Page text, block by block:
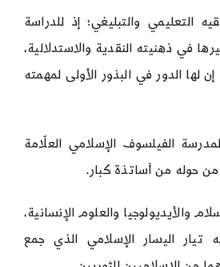
التعليمي والتبليغي؛ إذ للدراسة
في ذهنيته النقدية والاستدلالية،
لها الدور في البذور الأولى لمهمته
الفيلسوف الإسلامي العلّامة
حوله من أساتذة كبار.
والأيديولوجيا والعلوم الإنسانية،
تيار اليسار الإسلامي الذي جمع